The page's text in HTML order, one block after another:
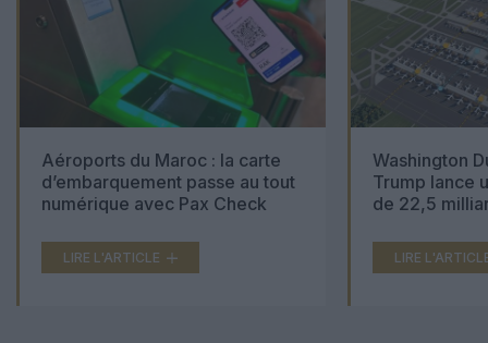
Aéroports du Maroc : la carte
d’embarquement passe au tout
numérique avec Pax Check
LIRE L'ARTICLE
Washington
Trump lance
de 22,5
LIRE